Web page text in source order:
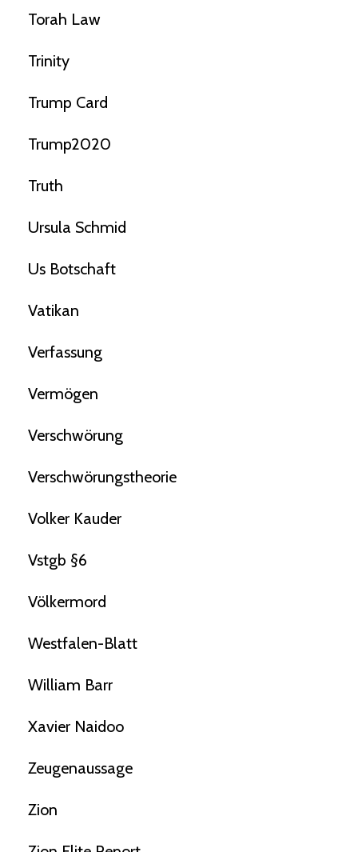
Torah Law
Trinity
Trump Card
Trump2020
Truth
Ursula Schmid
Us Botschaft
Vatikan
Verfassung
Vermögen
Verschwörung
Verschwörungstheorie
Volker Kauder
Vstgb §6
Völkermord
Westfalen-Blatt
William Barr
Xavier Naidoo
Zeugenaussage
Zion